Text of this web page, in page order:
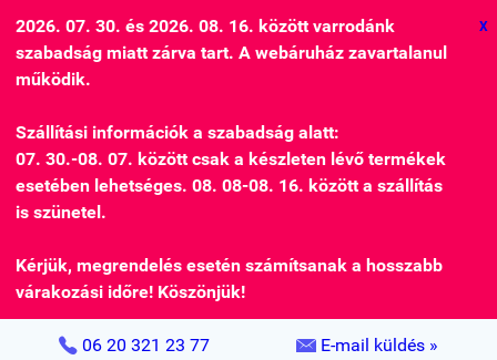
2026. 07. 30. és 2026. 08. 16. között varrodánk
szabadság miatt zárva tart. A webáruház zavartalanul
működik.
Szállítási információk a szabadság alatt:
07. 30.-08. 07. között csak a készleten lévő termékek
esetében lehetséges. 08. 08-08. 16. között a szállítás
is szünetel.
Kérjük, megrendelés esetén számítsanak a hosszabb
várakozási időre! Köszönjük!
X
 06 20 321 23 77  E-mail küldés »